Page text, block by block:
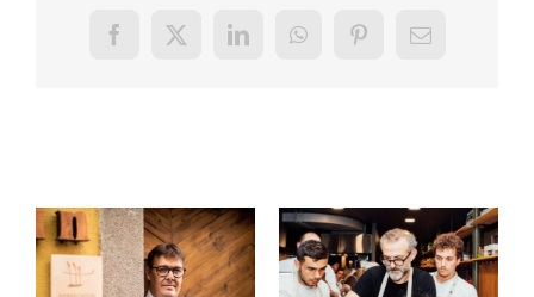
Facebook
X LinkedInWhatsAppPinterestEmail